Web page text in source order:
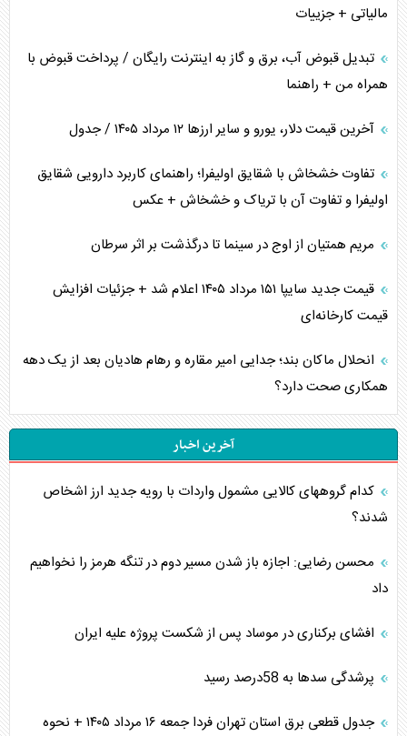
مالیاتی + جزییات
تبدیل قبوض آب، برق و گاز به اینترنت رایگان / پرداخت قبوض با
همراه من + راهنما
آخرین قیمت دلار، یورو و سایر ارز‌ها ۱۲ مرداد ۱۴۰۵ / جدول
تفاوت خشخاش با شقایق اولیفرا؛ راهنمای کاربرد دارویی شقایق
اولیفرا و تفاوت آن با تریاک و خشخاش + عکس
مریم همتیان از اوج در سینما تا درگذشت بر اثر سرطان
قیمت جدید سایپا ۱۵۱ مرداد ۱۴۰۵ اعلام شد + جزئیات افزایش
قیمت کارخانه‌ای
انحلال ماکان بند؛ جدایی امیر مقاره و رهام هادیان بعد از یک دهه
همکاری صحت دارد؟
آخرین اخبار
کدام گروههای کالایی مشمول واردات با رویه جدید ارز اشخاص
شدند؟
محسن رضایی: اجازه باز شدن مسیر دوم در تنگه هرمز را نخواهیم
داد
افشای برکناری در موساد پس از شکست پروژه علیه ایران
پرشدگی سدها به 58درصد رسید
جدول قطعی برق استان تهران فردا جمعه ۱۶ مرداد ۱۴۰۵ + نحوه